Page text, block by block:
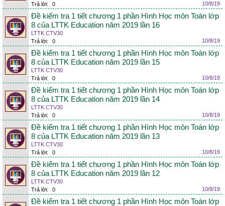
Trả lời:
0 10/8/19
Đề kiểm tra 1 tiết chương 1 phần Hình Học môn Toán lớp
8 của LTTK Education năm 2019 lần 16
LTTK CTV30
Trả lời:
0 10/8/19
Đề kiểm tra 1 tiết chương 1 phần Hình Học môn Toán lớp
8 của LTTK Education năm 2019 lần 15
LTTK CTV30
Trả lời:
0 10/8/19
Đề kiểm tra 1 tiết chương 1 phần Hình Học môn Toán lớp
8 của LTTK Education năm 2019 lần 14
LTTK CTV30
Trả lời:
0 10/8/19
Đề kiểm tra 1 tiết chương 1 phần Hình Học môn Toán lớp
8 của LTTK Education năm 2019 lần 13
LTTK CTV30
Trả lời:
0 10/8/19
Đề kiểm tra 1 tiết chương 1 phần Hình Học môn Toán lớp
8 của LTTK Education năm 2019 lần 12
LTTK CTV30
Trả lời:
0 10/8/19
Đề kiểm tra 1 tiết chương 1 phần Hình Học môn Toán lớp